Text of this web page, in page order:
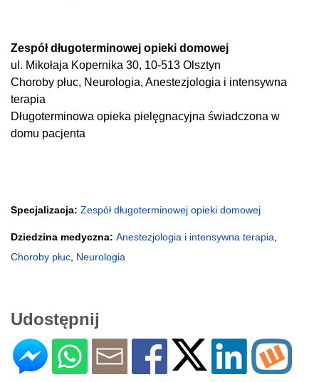
Zespół długoterminowej opieki domowej
ul. Mikołaja Kopernika 30, 10-513 Olsztyn
Choroby płuc, Neurologia, Anestezjologia i intensywna
terapia
Długoterminowa opieka pielęgnacyjna świadczona w
domu pacjenta
Specjalizacja: Zespół długoterminowej opieki domowej
Dziedzina medyczna: Anestezjologia i intensywna terapia
Choroby płuc Neurologia
Udostępnij